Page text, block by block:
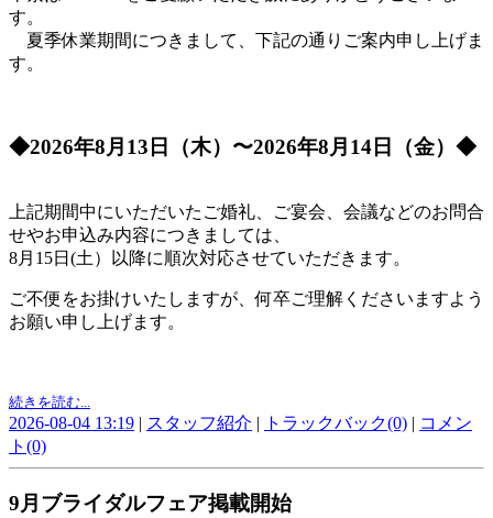
す。
夏季休業期間につきまして、下記の通りご案内申し上げま
す。
◆2026年8月13日（木）〜2026年8月14日（金）◆
上記期間中にいただいたご婚礼、ご宴会、会議などのお問合
せやお申込み内容につきましては、
8月15日(土）以降に順次対応させていただきます。
ご不便をお掛けいたしますが、何卒ご理解くださいますよう
お願い申し上げます。
続きを読む...
2026-08-04 13:19 | スタッフ紹介 | トラックバック(0) | コメン
ト(0)
9月ブライダルフェア掲載開始